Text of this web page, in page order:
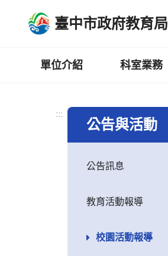
臺中市政府教育局
單位介紹 科室業務
:::
公告與活動
公告訊息
教育活動報導
校園活動報導